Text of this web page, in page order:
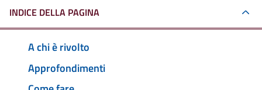
INDICE DELLA PAGINA
A chi è rivolto
Approfondimenti